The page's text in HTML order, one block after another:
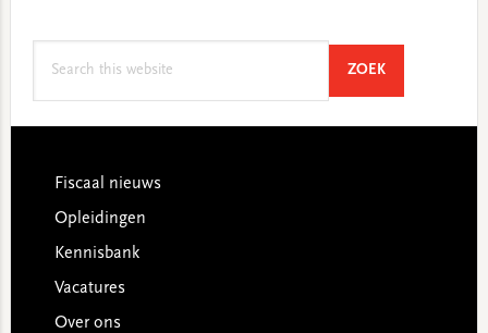
ZOEKSEARCH
Footer
Fiscaal nieuws
Opleidingen
Kennisbank
Vacatures
Over ons